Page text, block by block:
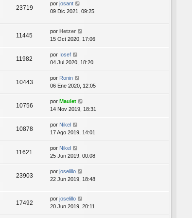
23719
por josant
09 Dic 2021, 09:25
11445
por Hetzer
15 Oct 2020, 17:06
11982
por Iosef
04 Jul 2020, 18:20
10443
por Ronin
06 Ene 2020, 12:05
10756
por Maulet
14 Nov 2019, 18:31
10878
por Nikel
17 Ago 2019, 14:01
11621
por Nikel
25 Jun 2019, 00:08
23903
por joselillo
22 Jun 2019, 18:48
17492
por joselillo
20 Jun 2019, 20:11